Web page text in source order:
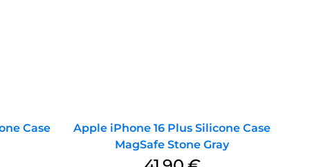
Case
Apple iPhone 16 Plus Silicone Case
MagSafe Stone Gray